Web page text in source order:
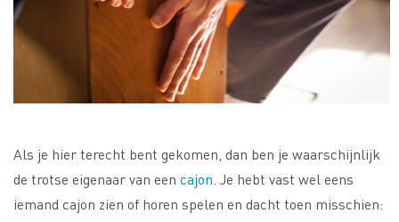
Als je hier terecht bent gekomen, dan ben je waarschijnlijk
de trotse eigenaar van een cajon . Je hebt vast wel eens
iemand cajon zien of horen spelen en dacht toen misschien: